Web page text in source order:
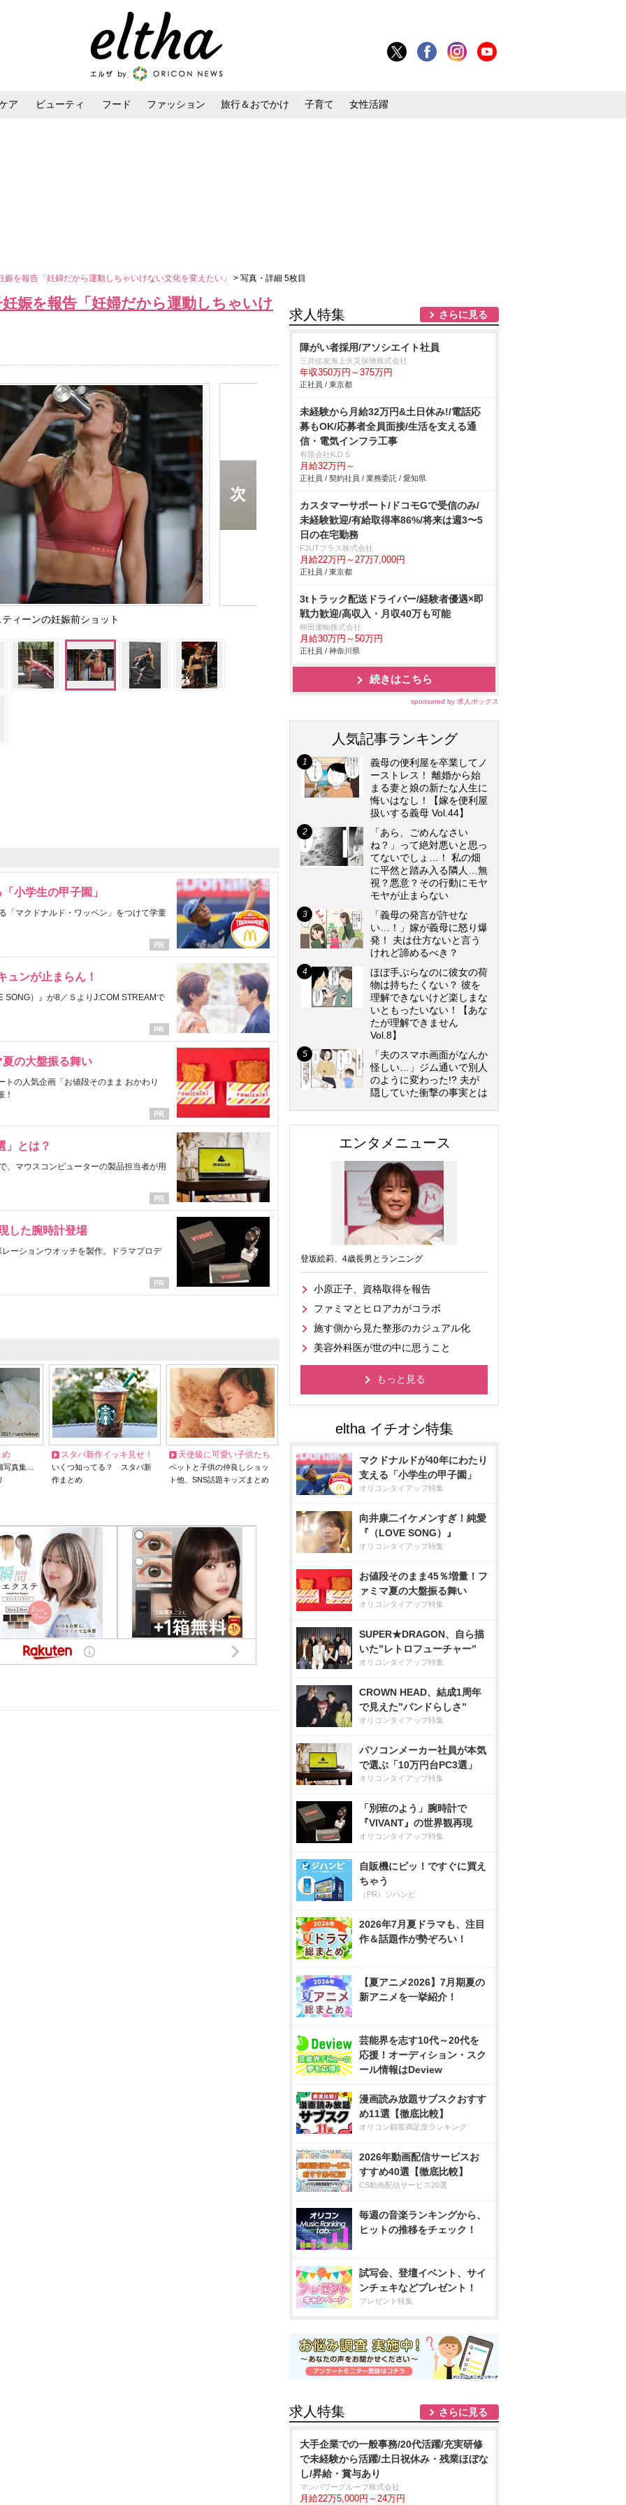
ア ビューティ フード ファッション 旅行＆おでかけ 子育て 女性活躍
を報告「妊婦だから運動しちゃいけない文化を変えたい」 > 写真・詳細 5枚目
娠を報告「妊婦だから運動しちゃいけ
ィーンの妊娠前ショット
小学生の甲子園」
「マクドナルド・ワッペン」をつけて学童
ュンが止まらん！
SONG）』が8／５よりJ:COM STREAMで
の大盤振る舞い
の人気企画「お値段そのまま おかわり
！
」とは？
、マウスコンピューターの製品担当者が用
した腕時計登場
ーションウオッチを製作。ドラマプロデ
め
写真集…
スタバ新作イッキ見せ！
いくつ知ってる？ スタバ新
作まとめ
天使級に可愛い子供たち
ペットと子供の仲良しショッ
ト他、SNS話題キッズまとめ
求人特集 さらに見る
障がい者採用/アソシエイト社員
三井住友海上火災保険株式会社
年収350万円～375万円
正社員 / 東京都
未経験から月給32万円&土日休み!/電話応
募もOK/応募者全員面接/生活を支える通
信・電気インフラ工事
有限会社K.D.S
月給32万円～
正社員 / 契約社員 / 業務委託 / 愛知県
カスタマーサポート/ドコモGで受信のみ/
未経験歓迎/有給取得率86%/将来は週3〜5
日の在宅勤務
FJUTプラス株式会社
月給22万円～27万7,000円
正社員 / 東京都
3tトラック配送ドライバー/経験者優遇×即
戦力歓迎/高収入・月収40万も可能
柳田運輸株式会社
月給30万円～50万円
正社員 / 神奈川県
続きはこちら
sponsored by 求人ボックス
人気記事ランキング
義母の便利屋を卒業してノ
ーストレス！ 離婚から始
まる妻と娘の新たな人生に
悔いはなし！【嫁を便利屋
扱いする義母 Vol.44】
「あら、ごめんなさい
ね？」って絶対悪いと思っ
てないでしょ…！ 私の畑
に平然と踏み入る隣人…無
視？悪意？その行動にモヤ
モヤが止まらない
「義母の発言が許せな
い…！」嫁が義母に怒り爆
発！ 夫は仕方ないと言う
けれど諦めるべき？
ほぼ手ぶらなのに彼女の荷
物は持ちたくない？ 彼を
理解できないけど楽しまな
いともったいない！【あな
たが理解できません
Vol.8】
「夫のスマホ画面がなんか
怪しい…」ジム通いで別人
のように変わった!? 夫が
隠していた衝撃の事実とは
エンタメニュース
登坂絵莉、4歳長男とランニング
小原正子、資格取得を報告
ファミマとヒロアカがコラボ
施す側から見た整形のカジュアル化
美容外科医が世の中に思うこと
もっと見る
マクドナルドが40年にわたり
支える「小学生の甲子園」
オリコンタイアップ特集
向井康二イケメンすぎ！純愛
『（LOVE SONG）』
オリコンタイアップ特集
お値段そのまま45％増量！フ
ァミマ夏の大盤振る舞い
オリコンタイアップ特集
SUPER★DRAGON、自ら描
いた”レトロフューチャー”
オリコンタイアップ特集
CROWN HEAD、結成1周年
で見えた”バンドらしさ”
オリコンタイアップ特集
パソコンメーカー社員が本気
で選ぶ「10万円台PC3選」
オリコンタイアップ特集
「別班のよう」腕時計で
『VIVANT』の世界観再現
オリコンタイアップ特集
自販機にピッ！ですぐに買え
ちゃう
（PR）ジハンピ
2026年7月夏ドラマも、注目
作＆話題作が勢ぞろい！
【夏アニメ2026】7月期夏の
新アニメを一挙紹介！
芸能界を志す10代～20代を
応援！オーディション・スク
ール情報はDeview
漫画読み放題サブスクおすす
め11選【徹底比較】
オリコン顧客満足度ランキング
2026年動画配信サービスお
すすめ40選【徹底比較】
CS動画配信サービス20選
毎週の音楽ランキングから、
ヒットの推移をチェック！
試写会、登壇イベント、サイ
ンチェキなどプレゼント！
プレゼント特集
求人特集 さらに見る
大手企業での一般事務/20代活躍/充実研修
で未経験から活躍/土日祝休み・残業ほぼな
し/昇給・賞与あり
マンパワーグループ株式会社
月給22万5,000円～24万円